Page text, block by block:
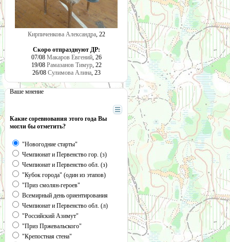
Кирпиченкова Александра, 22
Скоро отпразднуют ДР:
07/08 Макаров Евгений, 26
19/08 Рамазанов Тимур, 22
26/08 Сулимова Алина, 23
Ваше мнение
Какие соревнования этого года Вы
могли бы отметить?
"Новогодние старты"
Чемпионат и Первенство гор. (з)
Чемпионат и Первенство обл. (з)
"Кубок города" (один из этапов)
"Приз смолян-героев"
Всемирный день ориентирования
Чемпионат и Первенство обл. (л)
"Российский Азимут"
"Приз Пржевальского"
"Крепостная стена"